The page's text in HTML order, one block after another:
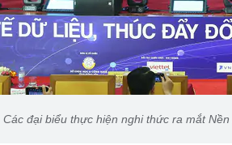
Các đại biểu thực hiện nghi thức ra mắt